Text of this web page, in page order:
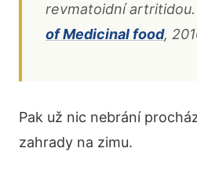
revmatoidní
of Medicinal food,
Pak už nic nebrání
zahrady na zimu.